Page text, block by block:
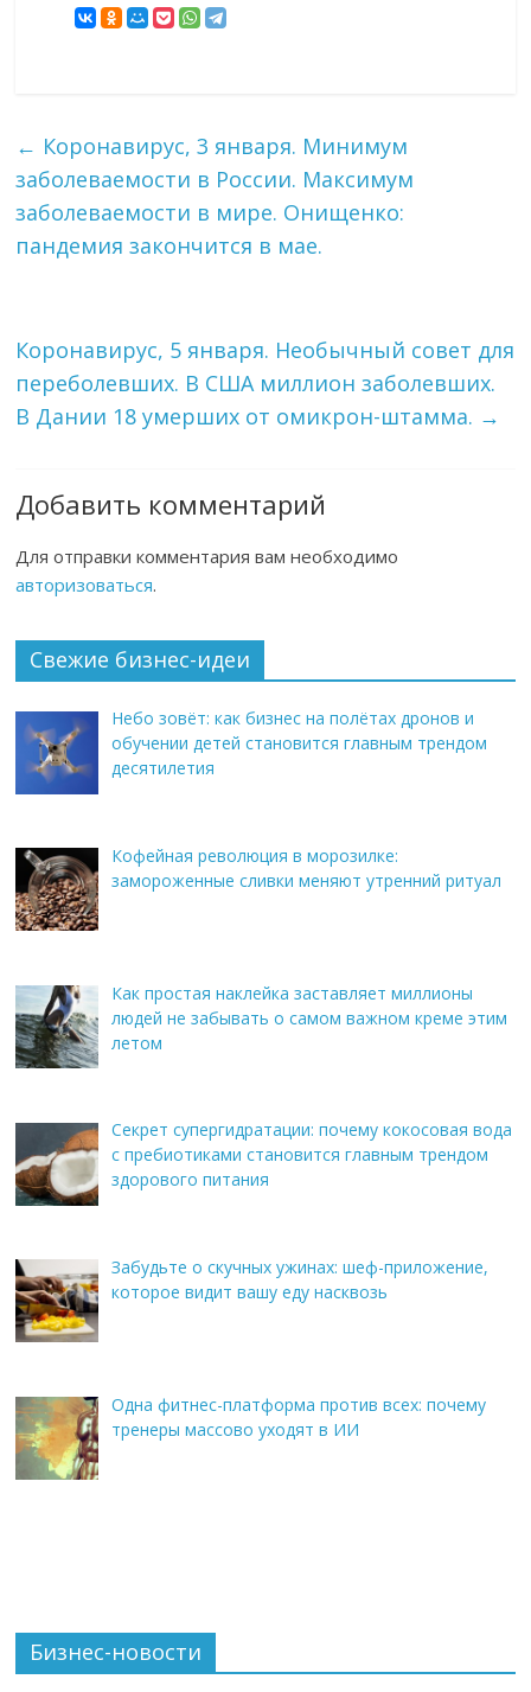
← Коронавирус, 3 января. Минимум
заболеваемости в России. Максимум
заболеваемости в мире. Онищенко:
пандемия закончится в мае.
Коронавирус, 5 января. Необычный совет для
переболевших. В США миллион заболевших.
В Дании 18 умерших от омикрон-штамма. →
Добавить комментарий
Для отправки комментария вам необходимо
авторизоваться.
Свежие бизнес-идеи
Небо зовёт: как бизнес на полётах дронов и
обучении детей становится главным трендом
десятилетия
Кофейная революция в морозилке:
замороженные сливки меняют утренний ритуал
Как простая наклейка заставляет миллионы
людей не забывать о самом важном креме этим
летом
Секрет супергидратации: почему кокосовая вода
с пребиотиками становится главным трендом
здорового питания
Забудьте о скучных ужинах: шеф-приложение,
которое видит вашу еду насквозь
Одна фитнес-платформа против всех: почему
тренеры массово уходят в ИИ
Бизнес-новости